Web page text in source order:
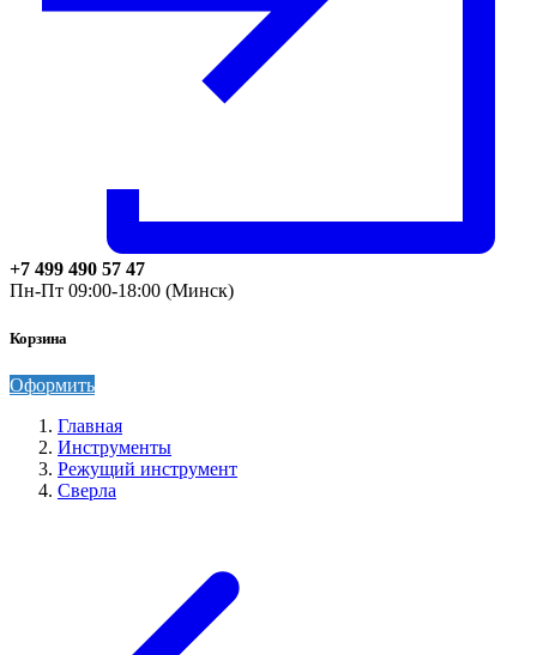
+7 499 490 57 47
Пн-Пт 09:00-18:00 (Минск)
Корзина
Оформить
Главная
Инструменты
Режущий инструмент
Сверла